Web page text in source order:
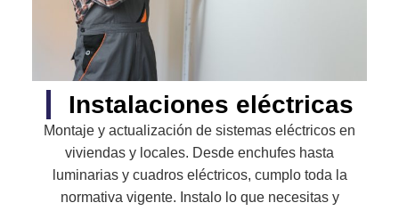
Instalaciones eléctricas
Montaje y actualización de sistemas eléctricos en
viviendas y locales. Desde enchufes hasta
luminarias y cuadros eléctricos, cumplo toda la
normativa vigente. Instalo lo que necesitas y